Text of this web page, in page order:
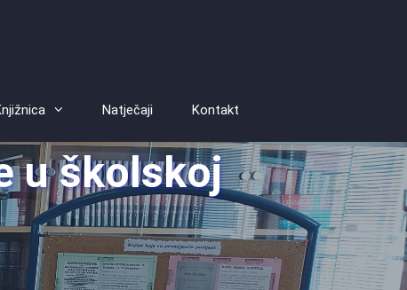
Natječaji Kontakt
u školskoj